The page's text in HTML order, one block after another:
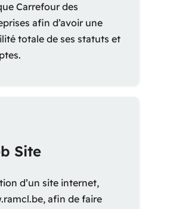
Carrefour des
afin d’avoir une
totale de ses statuts et
Site
d’un site internet,
afin de faire